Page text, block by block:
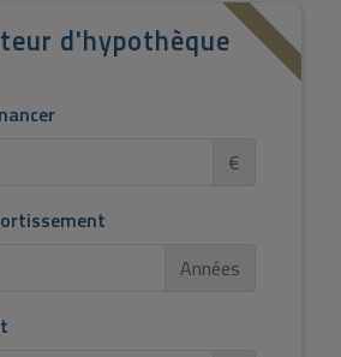
d'hypothèque
€
Années